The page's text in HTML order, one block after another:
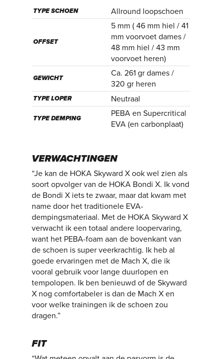
TYPE SCHOEN Allround loopschoen
OFFSET
5 mm ( 46 mm hiel / 41
mm voorvoet dames /
48 mm hiel / 43 mm
voorvoet heren)
GEWICHT
Ca. 261 gr dames /
320 gr heren
TYPE LOPER Neutraal
TYPE DEMPING
PEBA en Supercritical
EVA (en carbonplaat)
VERWACHTINGEN
“Je kan de HOKA Skyward X ook wel zien als
soort opvolger van de HOKA Bondi X. Ik vond
de Bondi X iets te zwaar, maar dat kwam met
name door het traditionele EVA-
dempingsmateriaal. Met de HOKA Skyward X
verwacht ik een totaal andere loopervaring,
want het PEBA-foam aan de bovenkant van
de schoen is super veerkrachtig. Ik heb al
goede ervaringen met de Mach X, die ik
vooral gebruik voor lange duurlopen en
tempolopen. Ik ben benieuwd of de Skyward
X nog comfortabeler is dan de Mach X en
voor welke trainingen ik de schoen zou
dragen.”
FIT